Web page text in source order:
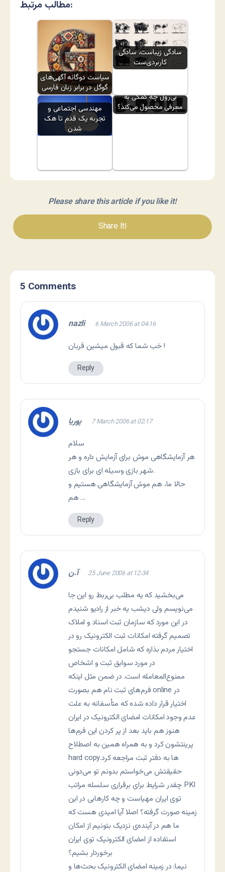
مطالب مرتبط:
سیاست دوگانه آگهی‌های
گوگل در برابر زبان فارسی
سادگی زیباست، سادگی
کاربردی‌ست
مهندسی اجتماعی و
تجربه یک قدم تا هک
شدن
بی‌رول چه کمکی به
معرفی محصول می‌کند؟
Please share this article if you like it!
Share It!
5 Comments
nazli 6 March 2006 at 04:16
خب شما که قبول میشین قربان !
Reply
پوریا 7 March 2006 at 02:17
سلام
هر آزمایشگاهی موش برای آزمایش داره و هر
شهر بازی وسیله ای برای بازی.
حالا ما، هم موش آزمایشگاهی هستیم و
هم …
Reply
آ.ن 25 June 2006 at 12:34
می‌بخشید که یه مطلب بی‌ربط رو این جا
می‌نویسم ولی دیشب یه خبر از رادیو شنیدم
در این مورد که سازمان ثبت اسناد و املاک
تصمیم گرفته امکانات ثبت الکترونیک رو در
اختیار مردم بذاره که شامل امکانات جستجو
در مورد سوابق ثبت و اشخاص
ممنوع‌المعامله است. در ضمن مثل اینکه
فرم‌های ثبت نام هم بصورت online در
اختیار قرار داده شده که متأسفانه به علت
عدم وجود امکانات امضای الکترونیک در ایران
هنوز هم باید بعد از پر کردن این فرم‌ها
پرینتشون کرد و به همراه همین به اصطلاح
hard copyها به دفتر ثبت مراجعه کرد.
حقیقتش می‌خواستم بدونم تو می‌دونی
چقدر شرایط برای برقراری سلسله مراتب PKI
توی ایران مهیاست و چه کارهایی در این
زمینه صورت گرفته؟ اصلا آیا امیدی هست که
ما هم در آینده‌ی نزدیک بتونیم از امکان
استفاده از امضای الکترونیک توی ایران
برخوردار بشیم؟
نيما: در زمينه امضای الکترونيک بحث‌ها و